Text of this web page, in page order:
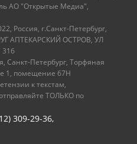
АО "Открытые Медиа",
Россия, г.Санкт-Петербург,
АПТЕКАРСКИЙ ОСТРОВ, УЛ
Санкт-Петербург, Торфяная
1, помещение 67Н
к текстам,
ТОЛЬКО по
309-29-36,